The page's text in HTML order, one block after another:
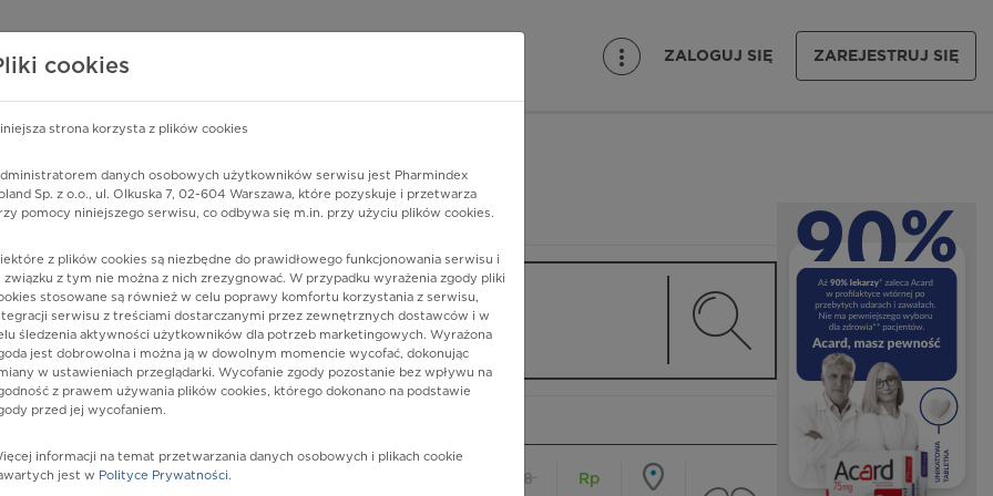
o lekach
PHARMINDEX ZALOGUJ SIĘ ZAREJESTRUJ SIĘ
Pharmindex
lider wiedzy o lekach
lub substancję czynną
Postać:opatrunek specjalistyczny
18
Rp
cookies
strona korzysta z plików cookies
danych osobowych użytkowników serwisu jest Pharmindex
Sp. z o.o., ul. Olkuska 7, 02-604 Warszawa, które pozyskuje i przetwarza
pomocy niniejszego serwisu, co odbywa się m.in. przy użyciu plików cookies.
z plików cookies są niezbędne do prawidłowego funkcjonowania serwisu i
związku z tym nie można z nich zrezygnować. W przypadku wyrażenia zgody pliki
stosowane są również w celu poprawy komfortu korzystania z serwisu,
serwisu z treściami dostarczanymi przez zewnętrznych dostawców i w
śledzenia aktywności użytkowników dla potrzeb marketingowych. Wyrażona
jest dobrowolna i można ją w dowolnym momencie wycofać, dokonując
w ustawieniach przeglądarki. Wycofanie zgody pozostanie bez wpływu na
z prawem używania plików cookies, którego dokonano na podstawie
przed jej wycofaniem.
informacji na temat przetwarzania danych osobowych i plikach cookie
jest w Polityce Prywatności.